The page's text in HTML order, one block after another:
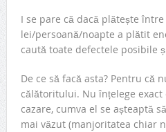
I se pare că dacă plătește
lei/persoană/noapte a plătit
caută toate defectele posibile
De ce să facă asta? Pentru că
călătoritului. Nu înțelege
cazare, cumva el se așteaptă
mai văzut (manjoritatea chiar